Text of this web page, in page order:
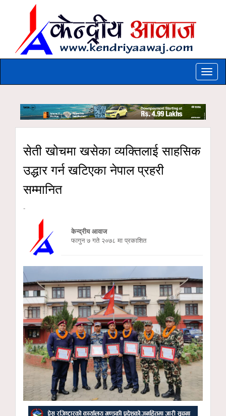
Toggle
सेती खोचमा खसेका व्यक्तिलाई साहसिक
उद्धार गर्न खटिएका नेपाल प्रहरी
सम्मानित
-
केन्द्रीय आवाज
फागुन ७ गते २०७८ मा प्रकाशित